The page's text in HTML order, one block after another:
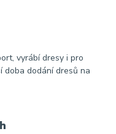
vyrábí dresy i pro
doba dodání dresů na